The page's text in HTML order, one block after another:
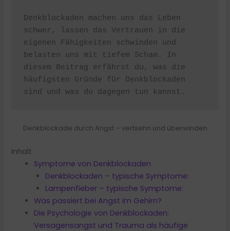
Denkblockaden machen uns das Leben
schwer, lassen das Vertrauen in die
eigenen Fähigkeiten schwinden und
belasten uns mit tiefem Scham. In
diesem Beitrag erfährst du, was die
häufigsten Gründe für Denkblockaden
sind und was du dagegen tun kannst.
Denkblockade durch Angst – vertsehn und überwinden
Inhalt
Symptome von Denkblockaden
Denkblockaden – typische Symptome:
Lampenfieber – typische Symptome:
Was passiert bei Angst im Gehirn?
Die Psychologie von Denkblockaden:
Versagensangst und Trauma als häufige